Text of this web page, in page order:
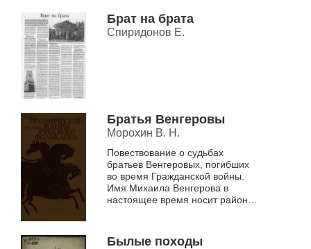
Брат на брата
Спиридонов Е.
Братья Венгеровы
Морохин В. Н.
Повествование о судьбах
братьев Венгеровых, погибших
во время Гражданской войны.
Имя Михаила Венгерова в
настоящее время носит район
Былые походы